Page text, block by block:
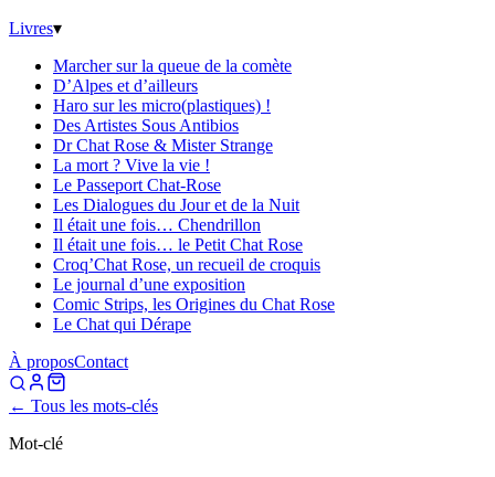
Livres▾
Marcher sur la queue de la comète
D’Alpes et d’ailleurs
Haro sur les micro(plastiques) !
Des Artistes Sous Antibios
Dr Chat Rose & Mister Strange
La mort ? Vive la vie !
Le Passeport Chat-Rose
Les Dialogues du Jour et de la Nuit
Il était une fois… Chendrillon
Il était une fois… le Petit Chat Rose
Croq’Chat Rose, un recueil de croquis
Le journal d’une exposition
Comic Strips, les Origines du Chat Rose
Le Chat qui Dérape
À proposContact
← Tous les mots-clés
Mot-clé